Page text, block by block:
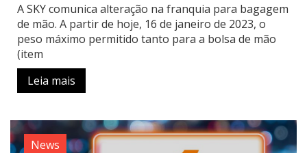
A SKY comunica alteração na franquia para bagagem
de mão. A partir de hoje, 16 de janeiro de 2023, o
peso máximo permitido tanto para a bolsa de mão
(item
Leia mais
News